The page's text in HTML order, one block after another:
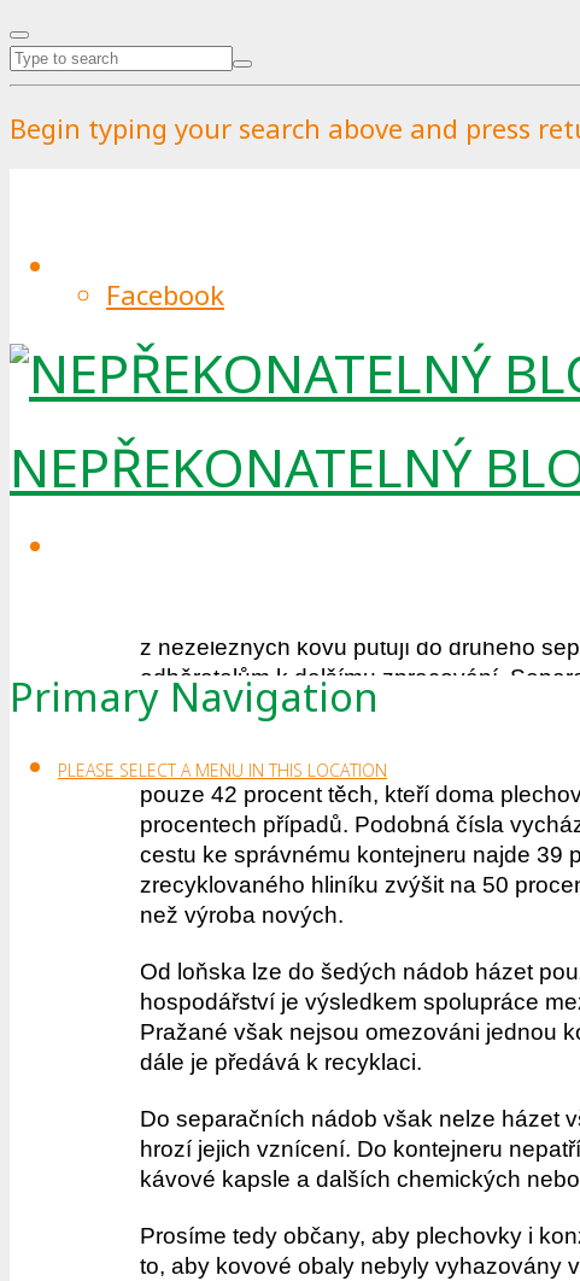
Begin typing your search above and press
Facebook
NEPŘEKONATELNÝ
Primary Navigation
PLEASE SELECT A MENU IN THIS LOCATION
Plechovky jsou dobrým
Pražské služby
. Published on22.8.2022.
Boom popularity kovových
jednou týdně vypije doma plechovku
se počítá. S tím roste požadavek na
poloviny roku 2016 a od roku 2019
první půl rok letošního roku linka
Linka se skládá z pásového dopravníku
z neželezných kovů putují do druhého
odběratelům k dalšímu zpracování.
skládačky pro princip cirkulární
V nádobách však končí menšina
pouze 42 procent těch, kteří doma
procentech případů. Podobná čísla
cestu ke správnému kontejneru najde 39
zrecyklovaného hliníku zvýšit na 50
než výroba nových.
Od loňska lze do šedých nádob házet
hospodářství je výsledkem spolupráce
Pražané však nejsou omezováni jednou
dále je předává k recyklaci.
Do separačních nádob však nelze házet
hrozí jejich vznícení. Do kontejneru
kávové kapsle a dalších chemických
Prosíme tedy občany, aby plechovky i
to, aby kovové obaly nebyly vyhazovány